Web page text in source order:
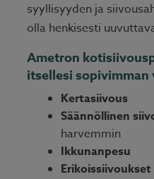
syyllisyyden ja
olla henkisesti
Ametron
itsellesi
Kertasiivous
Säännöllinen
harvemmin
Ikkunanpesu
Erikoissiivoukset